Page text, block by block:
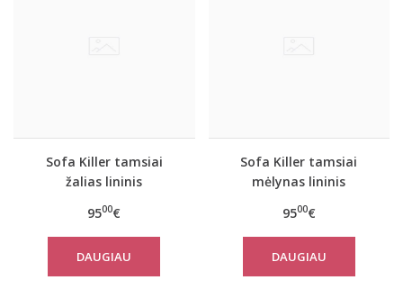
Sofa Killer tamsiai
žalias lininis
9500€
DAUGIAU
Sofa Killer tamsiai
mėlynas lininis
9500€
DAUGIAU